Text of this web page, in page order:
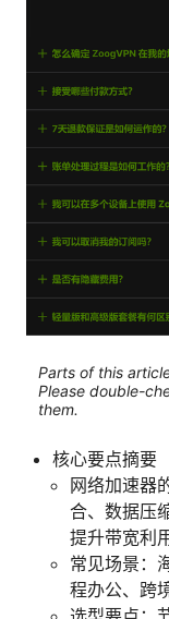
Parts of this
Please double-
them.
核心要点摘要
网络加速器
合、数据压
提升带宽利
常见场景：
程办公、跨